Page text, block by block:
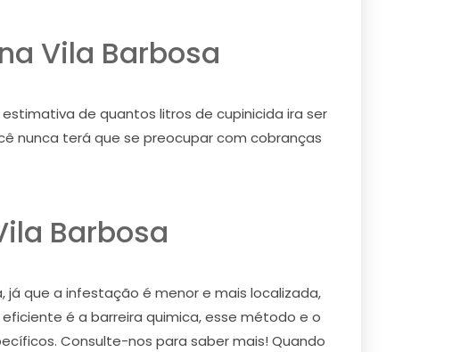
Vila Barbosa
de quantos litros de cupinicida ira ser
nunca terá que se preocupar com cobranças
Barbosa
que a infestação é menor e mais localizada,
é a barreira quimica, esse método e o
Consulte-nos para saber mais! Quando